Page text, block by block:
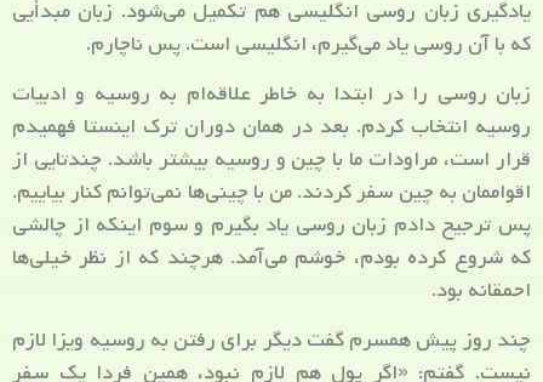
یادگیری زبان روسی انگلیسی هم تکمیل می‌شود. زبان مبدأیی
که با آن روسی یاد می‌گیرم، انگلیسی است. پس ناچارم.
زبان روسی را در ابتدا به خاطر علاقه‌ام به روسیه و ادبیات
روسیه انتخاب کردم. بعد در همان دوران ترک اینستا فهمیدم
قرار است، مراودات ما با چین و روسیه بیشتر باشد. چندتایی از
اقواممان به چین سفر کردند. من با چینی‌ها نمی‌توانم کنار بیاییم.
پس ترجیح دادم زبان روسی‌ یاد بگیرم و سوم اینکه از چالشی
که شروع کرده بودم، خوشم می‌آمد. هرچند که از نظر خیلی‌ها
احمقانه بود.
چند روز پیش همسرم گفت دیگر برای رفتن به روسیه ویزا لازم
نیست. گفتم: «اگر پول هم لازم نبود، همین فردا یک سفر